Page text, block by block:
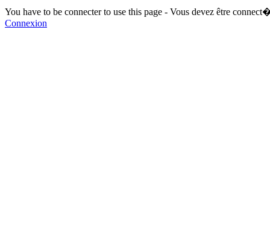
You have to be connecter to use this page - Vous devez être
Connexion